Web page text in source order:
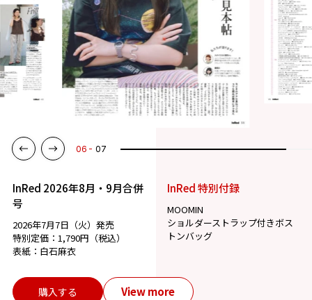
07 07
InRed 2026年8月・9月合併
号
2026年7月7日（火）発売
特別定価：1,790円（税込）
表紙：白石麻衣
InRed 特別付録
MOOMIN
ショルダーストラップ付きボス
トンバッグ
購入する View more